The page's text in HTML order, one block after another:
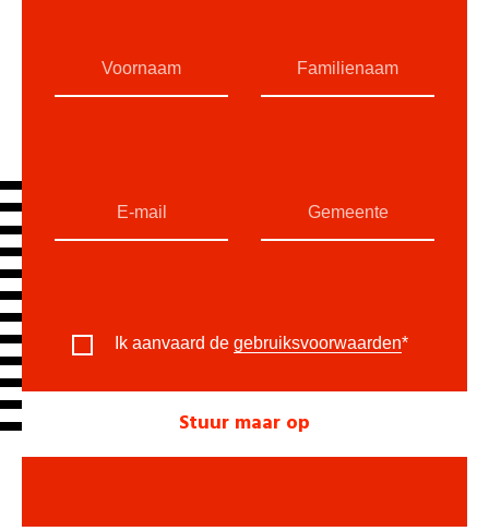
Ik aanvaard de gebruiksvoorwaarden*